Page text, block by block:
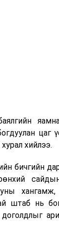
лавлах
бусад бүх
Д СУУГАА
ЯАМ
цаг
хийлээ.
бичгийн
хангамж,
штаб нь